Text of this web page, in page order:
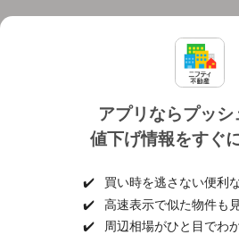
アプリならプッシ
値下げ情報をすぐ
✔️
買い時を逃さない便利
✔️
高速表示で似た物件も
✔️
周辺相場がひと目でわ
個人情報保護ポリシー
ヘルプ・お問い合わせ